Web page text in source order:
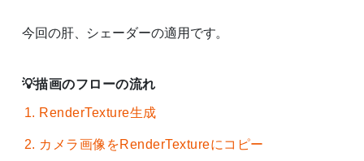
今回の肝、シェーダーの適用です。
描画のフローの流れ
RenderTexture生成
カメラ画像をRenderTextureにコピー